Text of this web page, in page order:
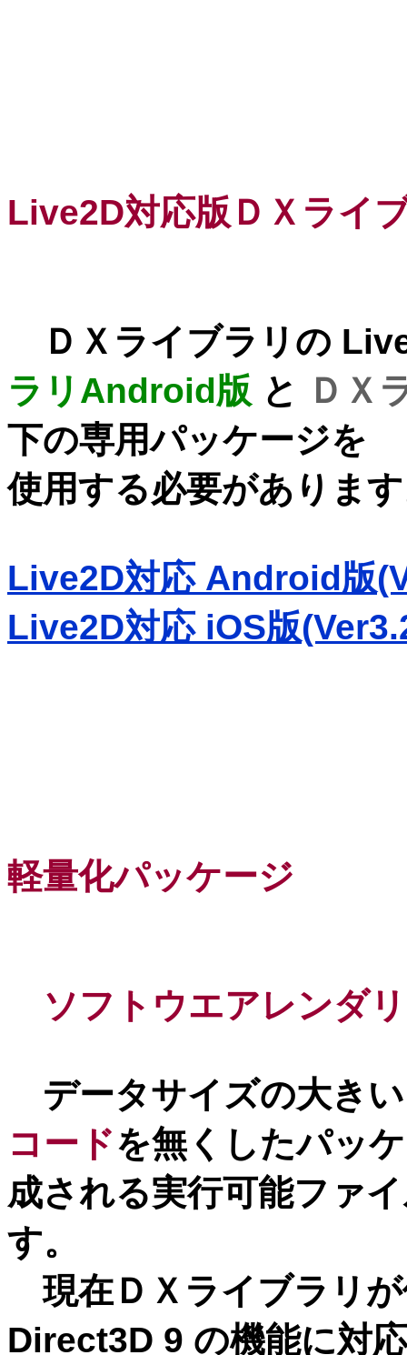
Live2D対応版ＤＸライ
ＤＸライブラリの
ラリAndroid版 と
ＤＸ
下の専用パッケージを
使用する必要がありま
Live2D対応 Android版
Live2D対応 iOS版
軽量化パッケージ
ソフトウエアレンダ
データサイズの大きい
コードを無くしたパッ
成される実行可能ファ
す。
現在ＤＸライブラリ
Direct3D 9 の機能に対